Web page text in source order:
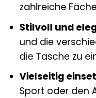
zahlreiche
Stilvoll und
und die
die Tasche zu
Vielseitig
Sport oder den